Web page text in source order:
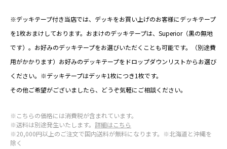
※デッキテープ付き当店では、デッキをお買い上げのお客様にデッキテープ
を1枚おまけしております。おまけのデッキテープは、Superior（黒の無地
です）。お好みのデッキテープをお選びいただくことも可能です。（別途費
用がかかります）お好みのデッキテープをドロップダウンリストからお選び
ください。※デッキテープはデッキ1枚につき1枚です。
その他ご希望がございましたら、どうぞ気軽にご相談ください。
※こちらの価格には消費税が含まれています。
※送料は別途発生いたします。 詳細はこちら
※20,000円以上のご注文で国内送料が無料になります。※北海道と沖縄を
除く